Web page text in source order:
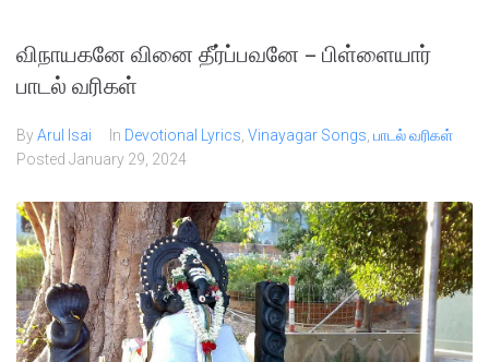
விநாயகனே வினை தீர்ப்பவனே​ – பிள்ளையார்
பாடல் வரிகள்
ByArul Isai In Devotional Lyrics Vinayagar Songs பாடல் வரிகள்
Posted January 29, 2024